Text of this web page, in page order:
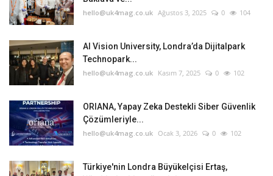
hello@uk4mag.co.uk Ağustos 3, 2025 0 104
AI Vision University, Londra’da Dijitalpark
Technopark...
hello@uk4mag.co.uk Kasım 7, 2025 0 102
ORIANA, Yapay Zeka Destekli Siber Güvenlik
Çözümleriyle...
hello@uk4mag.co.uk Ocak 3, 2026 0 102
Türkiye'nin Londra Büyükelçisi Ertaş,